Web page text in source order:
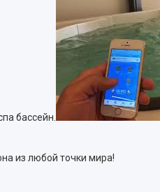
бассейн.
из любой точки мира!